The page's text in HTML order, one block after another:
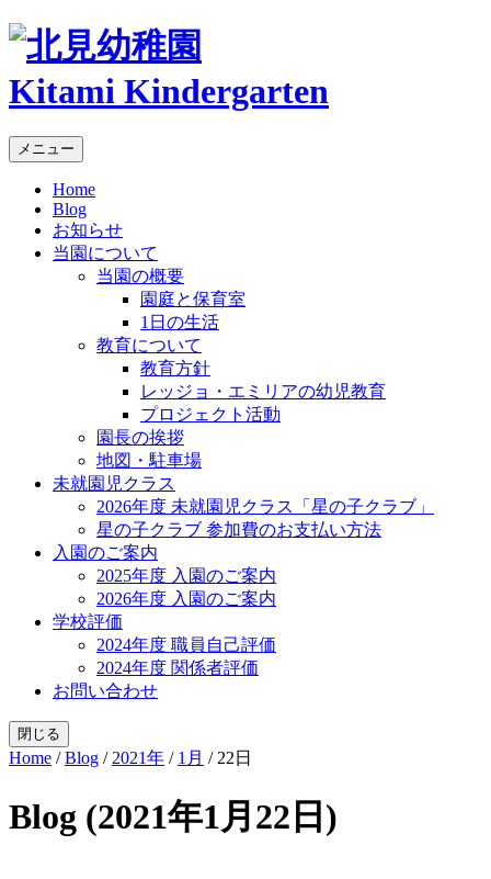
Kitami Kindergarten
メニュー
Home
Blog
お知らせ
当園について
当園の概要
園庭と保育室
1日の生活
教育について
教育方針
レッジョ・エミリアの幼児教育
プロジェクト活動
園長の挨拶
地図・駐車場
未就園児クラス
2026年度 未就園児クラス「星の子クラブ」
星の子クラブ 参加費のお支払い方法
入園のご案内
2025年度 入園のご案内
2026年度 入園のご案内
学校評価
2024年度 職員自己評価
2024年度 関係者評価
お問い合わせ
閉じる
Home /Blog / 2021年 / 1月 / 22日
Blog (2021年1月22日)